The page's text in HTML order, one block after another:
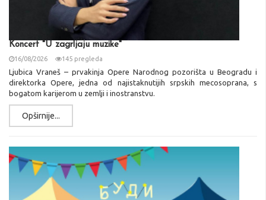
Koncert "U zagrljaju muzike"
16/08/2026 145 pregleda
Ljubica Vraneš – prvakinja Opere Narodnog pozorišta u Beogradu i
direktorka Opere, jedna od najistaknutijih srpskih mecosoprana, s
bogatom karijerom u zemlji i inostranstvu.
Opširnije...